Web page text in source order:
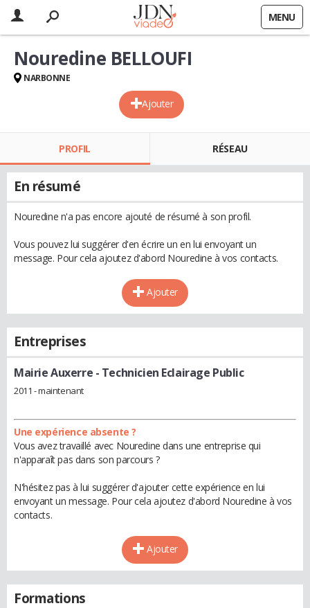
MENU
Ajouter
Nouredine BELLOUFI
NARBONNE
PROFIL RÉSEAU
En résumé
Nouredine n'a pas encore ajouté de résumé à son profil.
Vous pouvez lui suggérer d'en écrire un en lui envoyant un
message. Pour cela ajoutez d'abord Nouredine à vos contacts.
Ajouter
Entreprises
Mairie Auxerre - Technicien Eclairage Public
2011 - maintenant
Une expérience absente ?
Vous avez travaillé avec Nouredine dans une entreprise qui
n'apparaît pas dans son parcours ?
N'hésitez pas à lui suggérer d'ajouter cette expérience en lui
envoyant un message. Pour cela ajoutez d'abord Nouredine à vos
contacts.
Ajouter
Formations